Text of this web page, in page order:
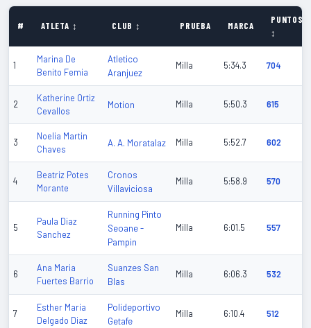
# ATLETA ↕ CLUB ↕ PRUEBA MARCA
PUNTOS
↕
1
Marina De
Benito Femia
Atletico
Aranjuez
Milla 5:34.3 704
2
Katherine Ortiz
Cevallos
Motion Milla 5:50.3 615
3
Noelia Martin
Chaves
A. A. Moratalaz Milla 5:52.7 602
4
Beatriz Potes
Morante
Cronos
Villaviciosa
Milla 5:58.9 570
5
Paula Diaz
Sanchez
Running Pinto
Seoane -
Pampin
Milla 6:01.5 557
6
Ana Maria
Fuertes Barrio
Suanzes San
Blas
Milla 6:06.3 532
7
Esther Maria
Delgado Diaz
Polideportivo
Getafe
Milla 6:10.4 512